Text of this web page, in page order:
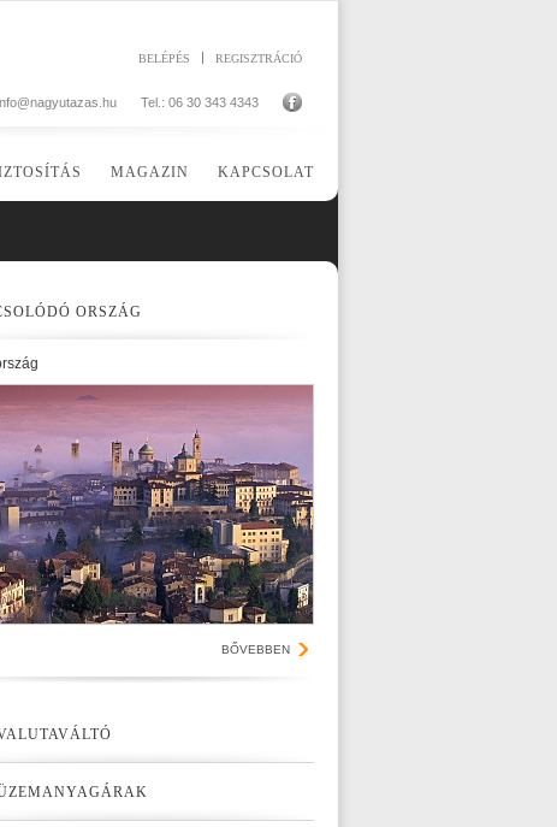
REGISZTRÁCIÓ
BELÉPÉS
Tel.: 06 30 343 4343
MAGAZIN KAPCSOLAT
ORSZÁG
BŐVEBBEN